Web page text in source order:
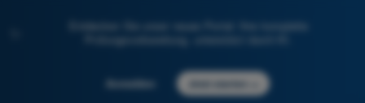
Entdecken Sie unser neues Portal: Ihre komplette
Prüfungsvorbereitung, unterstützt durch KI.
Anmelden Jetzt starten